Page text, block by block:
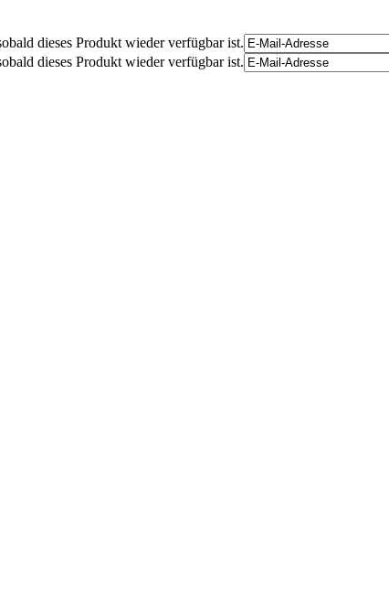
dieses Produkt wieder verfügbar ist.
dieses Produkt wieder verfügbar ist.